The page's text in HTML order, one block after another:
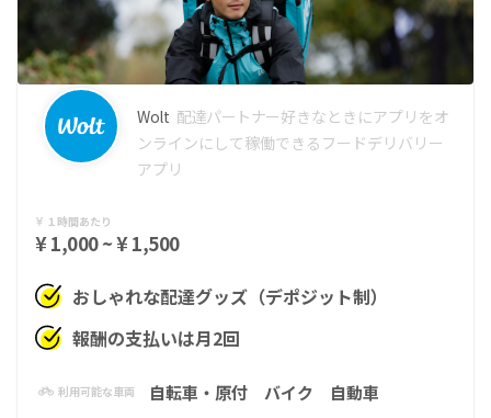
Wolt 配達パートナー好きなときにアプリをオ
ンラインにして稼働できるフードデリバリー
アプリ
１時間あたり
¥ 1,000 ~ ¥ 1,500
おしゃれな配達グッズ（デポジット制）
報酬の支払いは月2回
利用可能な車両 自転車・原付 バイク 自動車